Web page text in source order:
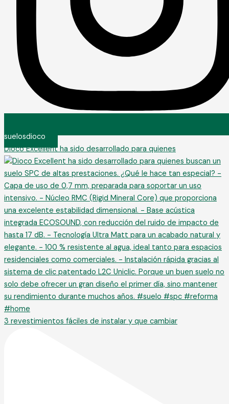
suelosdioco
Dioco Excellent ha sido desarrollado para quienes
3 revestimientos fáciles de instalar y que cambiar